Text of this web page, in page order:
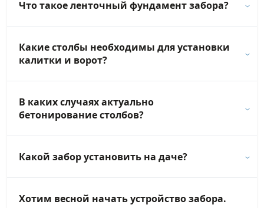
Что такое ленточный фундамент забора?
Какие столбы необходимы для установки
калитки и ворот?
В каких случаях актуально
бетонирование столбов?
Какой забор установить на даче?
Хотим весной начать устройство забора.